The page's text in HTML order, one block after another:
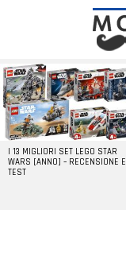
LATEST
STORIES
I 13 MIGLIORI SET LEGO STAR
WARS [ANNO] – RECENSIONE E
TEST